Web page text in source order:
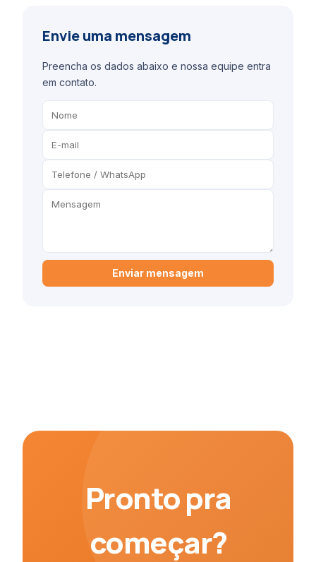
Envie uma mensagem
Preencha os dados abaixo e nossa equipe entra
em contato.
Enviar mensagem
Pronto pra
começar?